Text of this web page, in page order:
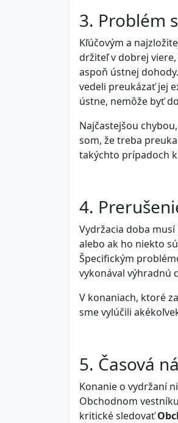
3. Problém
Kľúčovým a
držiteľ v dobrej
aspoň ústnej
vedeli preukázať jej
ústne, nemôže byť
Najčastejšou
som, že treba
takýchto prípadoch
4.
Vydržacia doba
alebo ak ho niekto
Špecifickým
vykonával výhradnú
V konaniach, ktoré
sme vylúčili
5. Časová
Konanie o vydržaní
Obchodnom
kritické sledovať